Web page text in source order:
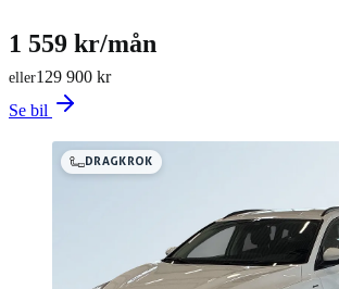
129 900 kr
eller
1 559 kr/mån
Se bil
DRAGKROK